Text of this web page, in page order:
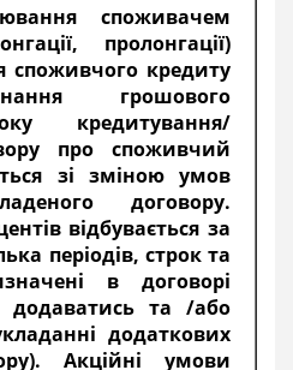
споживачем
пролонгації)
споживчого кредиту
грошового
кредитування/
про споживчий
зі зміною умов
договору.
відбувається за
періодів, строк та
в договорі
додаватись та /або
додаткових
Акційні умови